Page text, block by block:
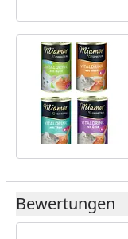
Bewertungen